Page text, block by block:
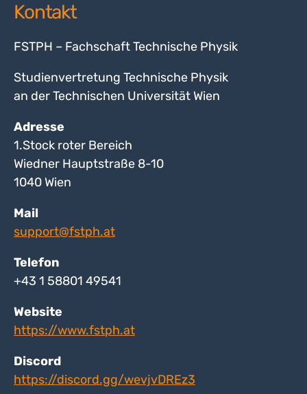
Kontakt
FSTPH – Fachschaft Technische Physik
Studienvertretung Technische Physik
an der Technischen Universität Wien
Adresse
1.Stock roter Bereich
Wiedner Hauptstraße 8-10
1040 Wien
Mail
support@fstph.at
Telefon
+43 1 58801 49541
Website
https://www.fstph.at
Discord
https://discord.gg/wevjvDREz3